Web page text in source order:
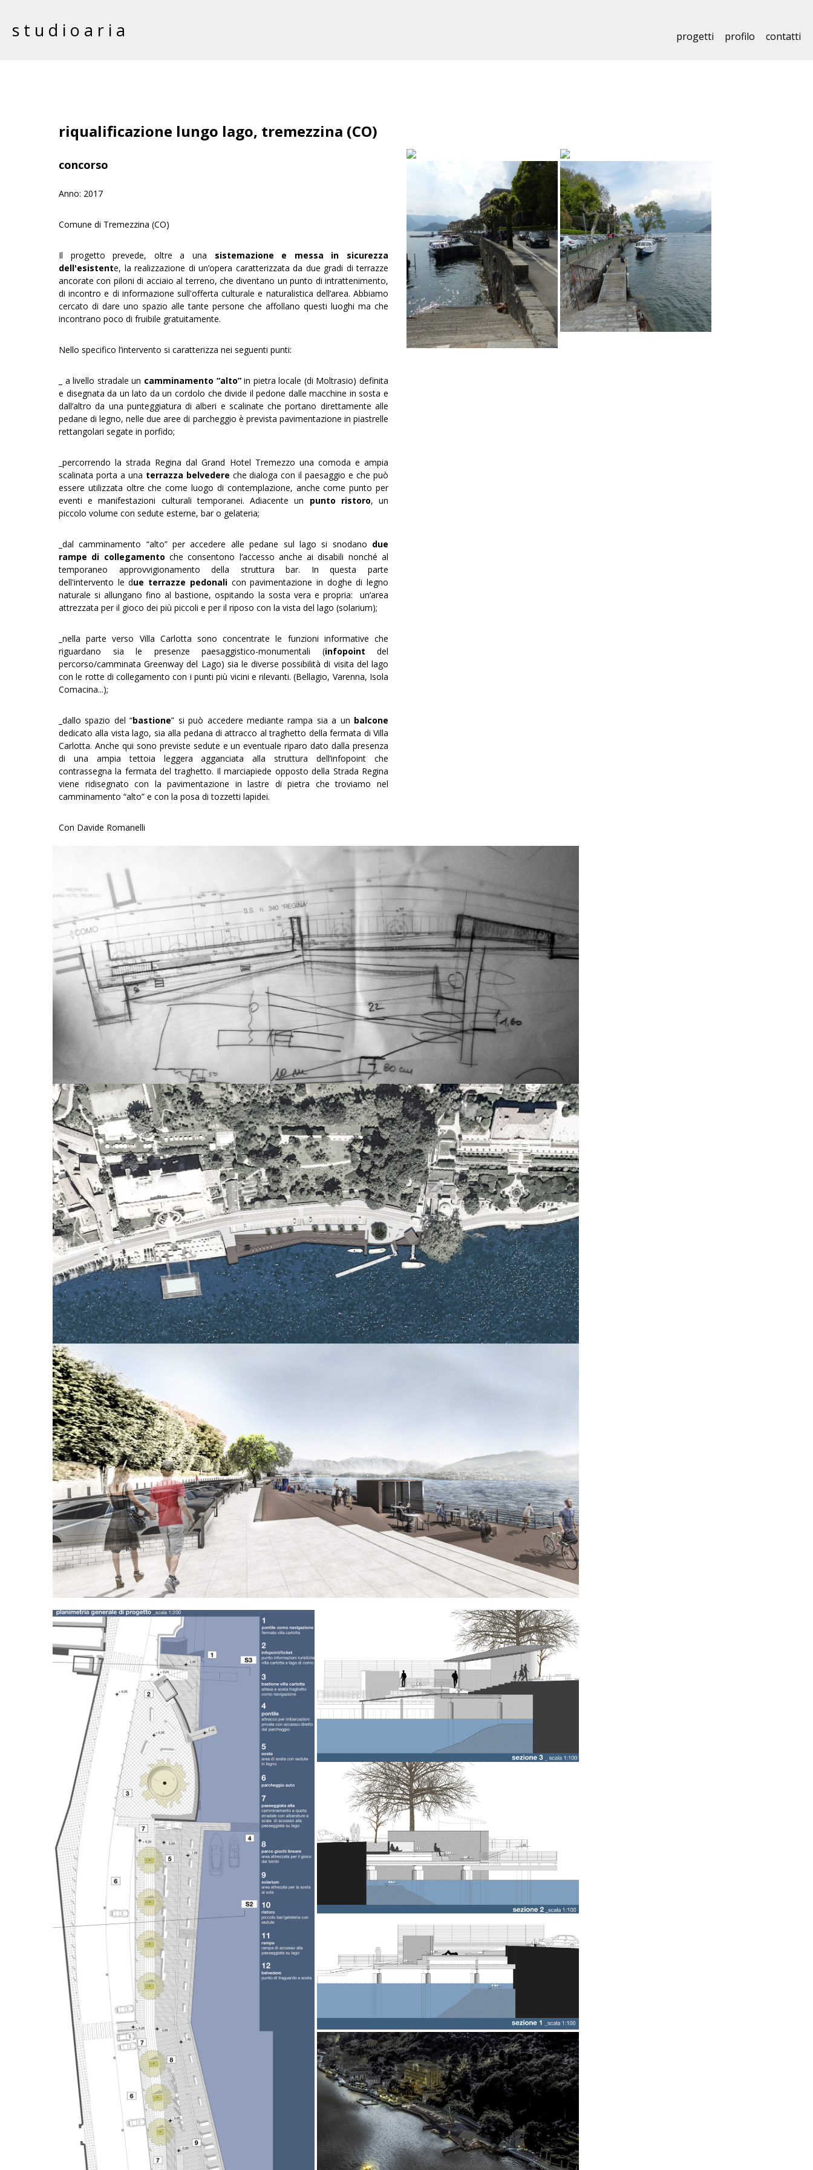
studioaria progetti profilo contatti
riqualificazione lungo lago, tremezzina (CO)
concorso
Anno: 2017
Comune di Tremezzina (CO)
Il progetto prevede, oltre a una sistemazione e messa in sicurezza
dell'esistente, la realizzazione di un’opera caratterizzata da due gradi di terrazze
ancorate con piloni di acciaio al terreno, che diventano un punto di intrattenimento,
di incontro e di informazione sull'offerta culturale e naturalistica dell’area. Abbiamo
cercato di dare uno spazio alle tante persone che affollano questi luoghi ma che
incontrano poco di fruibile gratuitamente.
Nello specifico l’intervento si caratterizza nei seguenti punti:
_ a livello stradale un camminamento “alto”in pietra locale (di Moltrasio) definita
e disegnata da un lato da un cordolo che divide il pedone dalle macchine in sosta e
dall’altro da una punteggiatura di alberi e scalinate che portano direttamente alle
pedane di legno, nelle due aree di parcheggio è prevista pavimentazione in piastrelle
rettangolari segate in porfido;
_percorrendo la strada Regina dal Grand Hotel Tremezzo una comoda e ampia
scalinata porta a una terrazza belvedere che dialoga con il paesaggio e che può
essere utilizzata oltre che come luogo di contemplazione, anche come punto per
eventi e manifestazioni culturali temporanei. Adiacente un punto ristoro, un
piccolo volume con sedute esterne, bar o gelateria;
_dal camminamento “alto” per accedere alle pedane sul lago si snodano due
rampe di collegamento che consentono l’accesso anche ai disabili nonché al
temporaneo approvvigionamento della struttura bar. In questa parte
dell'intervento le due terrazze pedonalicon pavimentazione in doghe di legno
naturale si allungano fino al bastione, ospitando la sosta vera e propria: un’area
attrezzata per il gioco dei più piccoli e per il riposo con la vista del lago (solarium);
_nella parte verso Villa Carlotta sono concentrate le funzioni informative che
riguardano sia le presenze paesaggistico-monumentali (infopoint del
percorso/camminata Greenway del Lago) sia le diverse possibilità di visita del lago
con le rotte di collegamento con i punti più vicini e rilevanti. (Bellagio, Varenna, Isola
Comacina...);
_dallo spazio del “bastione” si può accedere mediante rampa sia a un balcone
dedicato alla vista lago, sia alla pedana di attracco al traghetto della fermata di Villa
Carlotta. Anche qui sono previste sedute e un eventuale riparo dato dalla presenza
di una ampia tettoia leggera agganciata alla struttura dell’infopoint che
contrassegna la fermata del traghetto. Il marciapiede opposto della Strada Regina
viene ridisegnato con la pavimentazione in lastre di pietra che troviamo nel
camminamento “alto” e con la posa di tozzetti lapidei.
Con Davide Romanelli